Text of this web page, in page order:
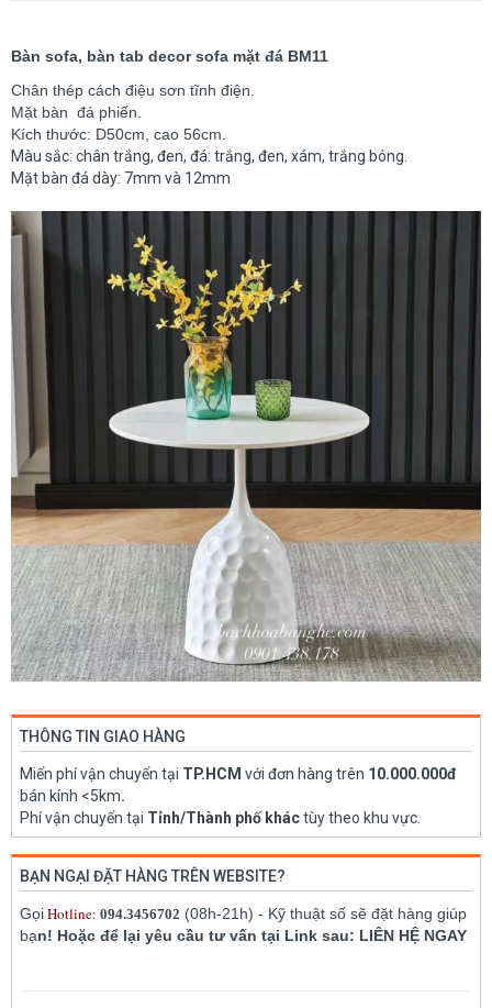
Bàn sofa, bàn tab decor sofa mặt đá BM11
Chân thép cách điệu sơn tĩnh điện.
Mặt bàn đá phiến.
Kích thước: D50cm, cao 56cm.
Màu sắc: chân trắng, đen, đá: trắng, đen, xám, trắng bóng.
Mặt bàn đá dày: 7mm và 12mm
THÔNG TIN GIAO HÀNG
Miển phí vận chuyển tại TP.HCM với đơn hàng trên 10.000.000đ
bán kính <5km.
Phí vận chuyển tại Tỉnh/Thành phố kháctùy theo khu vực.
BẠN NGẠI ĐẶT HÀNG TRÊN WEBSITE?
GọiHotline: 094.3456702 (08h-21h) - Kỹ thuật số sẽ đặt hàng giúp
bạn! Hoặc để lại yêu cầu tư vấn tại Link sau: LIÊN HỆ NGAY